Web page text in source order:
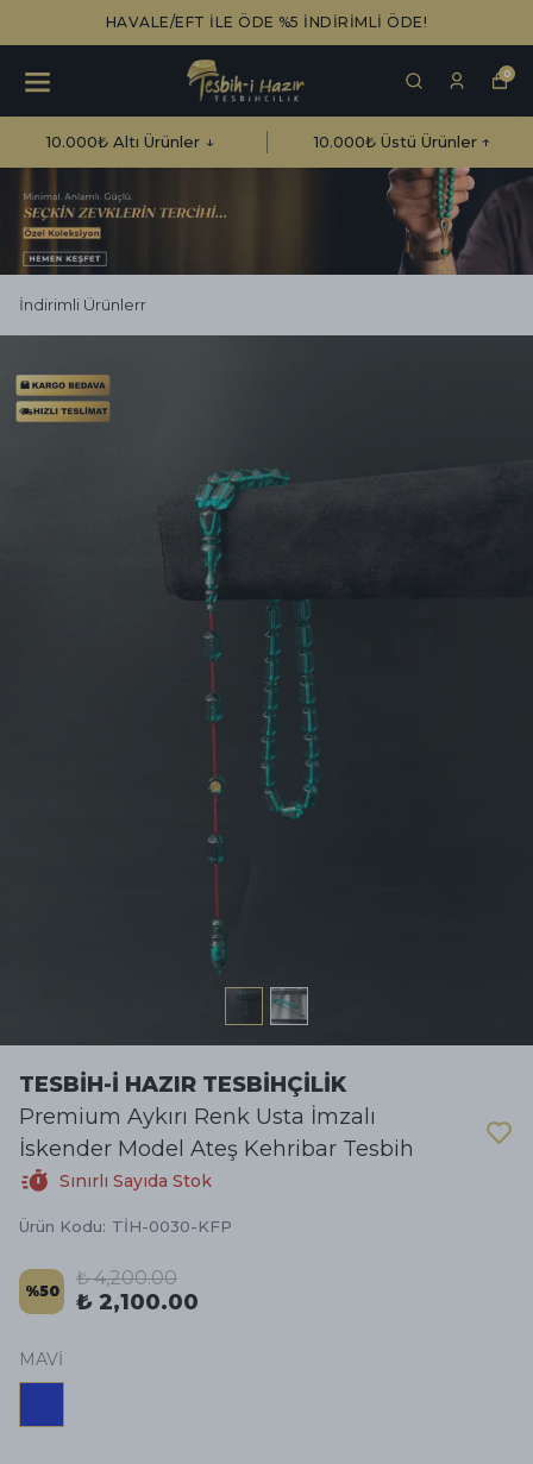
HAVALE/EFT İLE ÖDE %5 İNDİRİMLİ ÖDE!
0
10.000₺ Altı Ürünler ↓ 10.000₺ Üstü Ürünler ↑
İndirimli Ürünlerr
TESBİH-İ HAZIR TESBİHÇİLİK
Premium Aykırı Renk Usta İmzalı
İskender Model Ateş Kehribar Tesbih
Sınırlı Sayıda Stok
Ürün Kodu: TİH-0030-KFP
%50
₺ 4,200.00
₺ 2,100.00
MAVİ